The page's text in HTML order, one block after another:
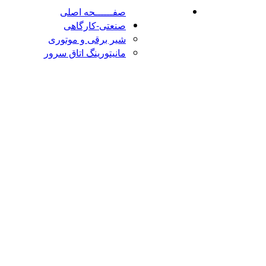
صفــــــحه اصلی
صنعتی-کارگاهی
شیر برقی و موتوری
مانیتورینگ اتاق سرور